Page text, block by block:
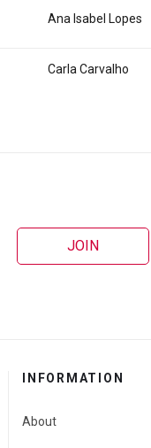
Ana Isabel Lopes
Carla Carvalho
JOIN
INFORMATION
About